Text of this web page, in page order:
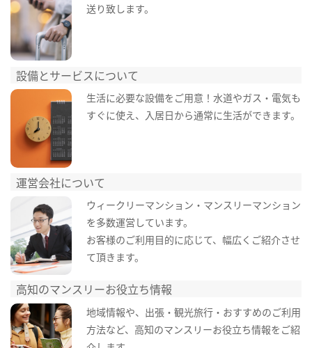
送り致します。
設備とサービスについて
生活に必要な設備をご用意！水道やガス・電気も
すぐに使え、入居日から通常に生活ができます。
運営会社について
ウィークリーマンション・マンスリーマンション
を多数運営しています。
お客様のご利用目的に応じて、幅広くご紹介させ
て頂きます。
高知のマンスリーお役立ち情報
地域情報や、出張・観光旅行・おすすめのご利用
方法など、高知のマンスリーお役立ち情報をご紹